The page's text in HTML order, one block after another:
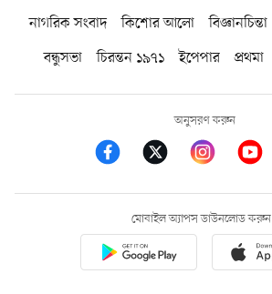
নাগরিক সংবাদ কিশোর আলো বিজ্ঞানচিন্তা
বন্ধুসভা
চিরন্তন ১৯৭১ ইপেপার প্রথমা
অনুসরণ করুন
মোবাইল অ্যাপস ডাউনলোড করুন